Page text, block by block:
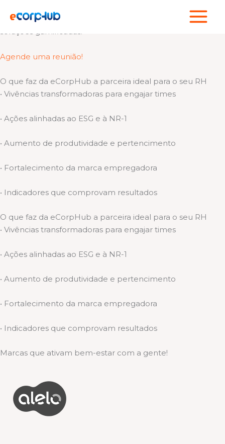
para
Somos um hub de experiências esportivas, bem-estar e
soluções gamificadas.
Agende uma reunião!
O que faz da eCorpHub a parceira ideal para o seu RH
• Vivências transformadoras para engajar times
• Ações alinhadas ao ESG e à NR-1
• Aumento de produtividade e pertencimento
• Fortalecimento da marca empregadora
• Indicadores que comprovam resultados
O que faz da eCorpHub a parceira ideal para o seu RH
• Vivências transformadoras para engajar times
• Ações alinhadas ao ESG e à NR-1
• Aumento de produtividade e pertencimento
• Fortalecimento da marca empregadora
• Indicadores que comprovam resultados
Marcas que ativam bem-estar com a gente!